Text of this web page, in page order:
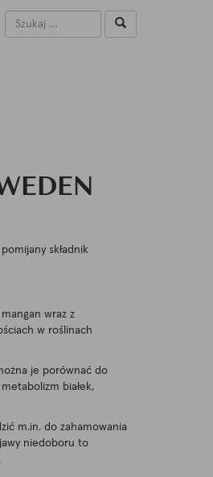
składnik
wraz z
w roślinach
je porównać do
białek,
m.in. do zahamowania
niedoboru to